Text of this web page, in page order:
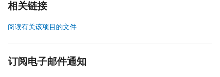
相关链接
阅读有关该项目的文件
订阅电子邮件通知